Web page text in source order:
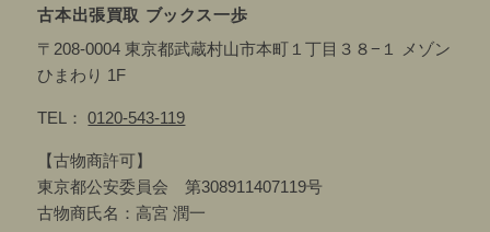
古本出張買取 ブックス一歩
〒208-0004 東京都武蔵村山市本町１丁目３８−１ メゾン
ひまわり 1F
TEL：0120-543-119
【古物商許可】
東京都公安委員会 第308911407119号
古物商氏名：高宮 潤一